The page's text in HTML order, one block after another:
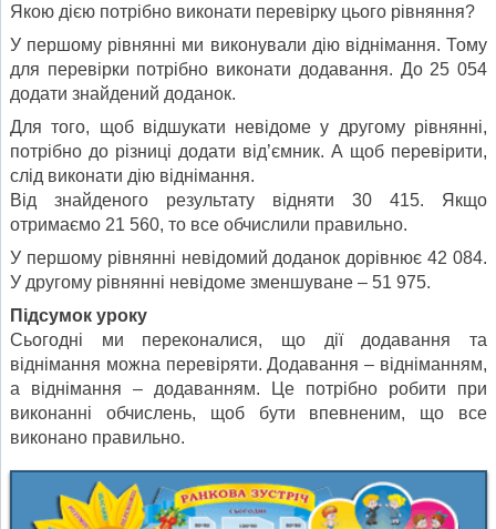
Якою дією потрібно виконати перевірку цього рівняння?
У першому рівнянні ми виконували дію віднімання. Тому
для перевірки потрібно виконати додавання. До 25 054
додати знайдений доданок.
Для того, щоб відшукати невідоме у другому рівнянні,
потрібно до різниці додати від’ємник. А щоб перевірити,
слід виконати дію віднімання.
Від знайденого результату відняти 30 415. Якщо
отримаємо 21 560, то все обчислили правильно.
У першому рівнянні невідомий доданок дорівнює 42 084.
У другому рівнянні невідоме зменшуване – 51 975.
Підсумок уроку
Сьогодні ми переконалися, що дії додавання та
віднімання можна перевіряти. Додавання – відніманням,
а віднімання – додаванням. Це потрібно робити при
виконанні обчислень, щоб бути впевненим, що все
виконано правильно.